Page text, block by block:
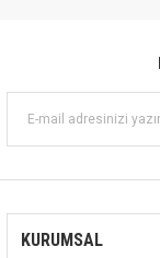
KURUMSAL